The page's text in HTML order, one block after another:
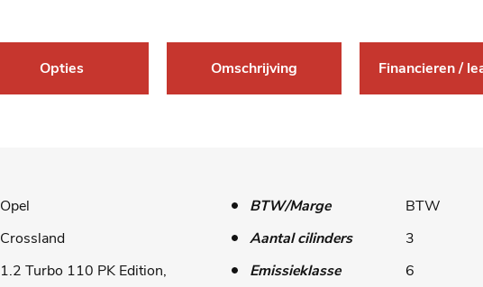
Opties Omschrijving Financieren /
Opel
Crossland
1.2 Turbo 110 PK Edition,
BTW/Marge
BTW
Aantal cilinders
3
Emissieklasse
6